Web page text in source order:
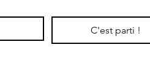
C'est parti !